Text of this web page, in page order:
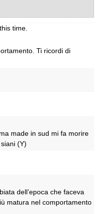
time.
Ti ricordi di
made in sud mi fa morire
(Y)
dell’epoca che faceva
matura nel comportamento